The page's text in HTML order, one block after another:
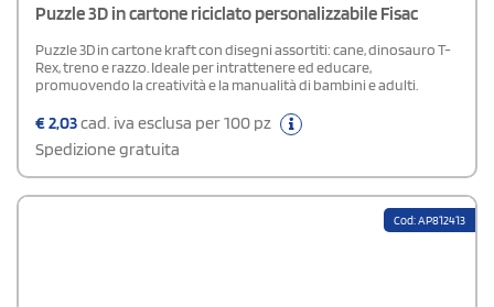
Puzzle 3D in cartone riciclato personalizzabile Fisac
Puzzle 3D in cartone kraft con disegni assortiti: cane, dinosauro T-
Rex, treno e razzo. Ideale per intrattenere ed educare,
promuovendo la creatività e la manualità di bambini e adulti.
€2,03cad. iva esclusa per 100 pz
Spedizione gratuita
Cod: AP812413